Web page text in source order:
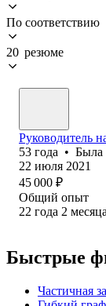
По соответствию
20 резюме
Руководитель
53 года • Была
22 июля 2021
45 000 ₽
Общий опыт
22 года 2 месяца
Быстрые
Частичная